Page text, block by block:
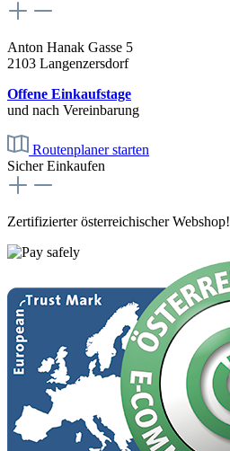
Anton Hanak Gasse 5
2103 Langenzersdorf
Offene Einkaufstage
und nach Vereinbarung
Routenplaner starten
Sicher Einkaufen
Zertifizierter österreichischer Webshop!